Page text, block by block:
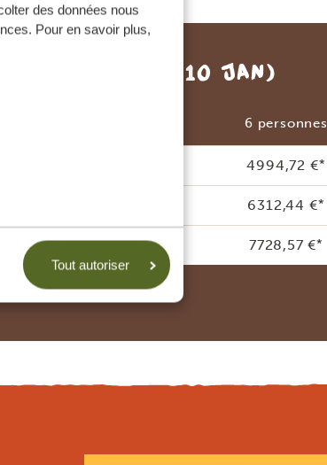
des données nous
Pour en savoir plus,
Tout autoriser
+ 20 DÉC – 10 JAN)
6 personnes
4994,72 €*
6312,44 €*
€* 7728,57 €*